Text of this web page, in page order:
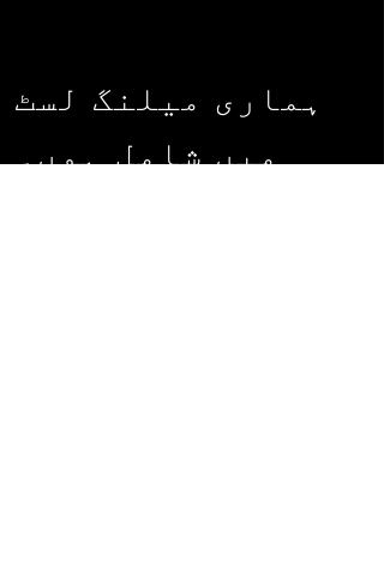
ہماری میلنگ لسٹ
میں شامل ہوں۔